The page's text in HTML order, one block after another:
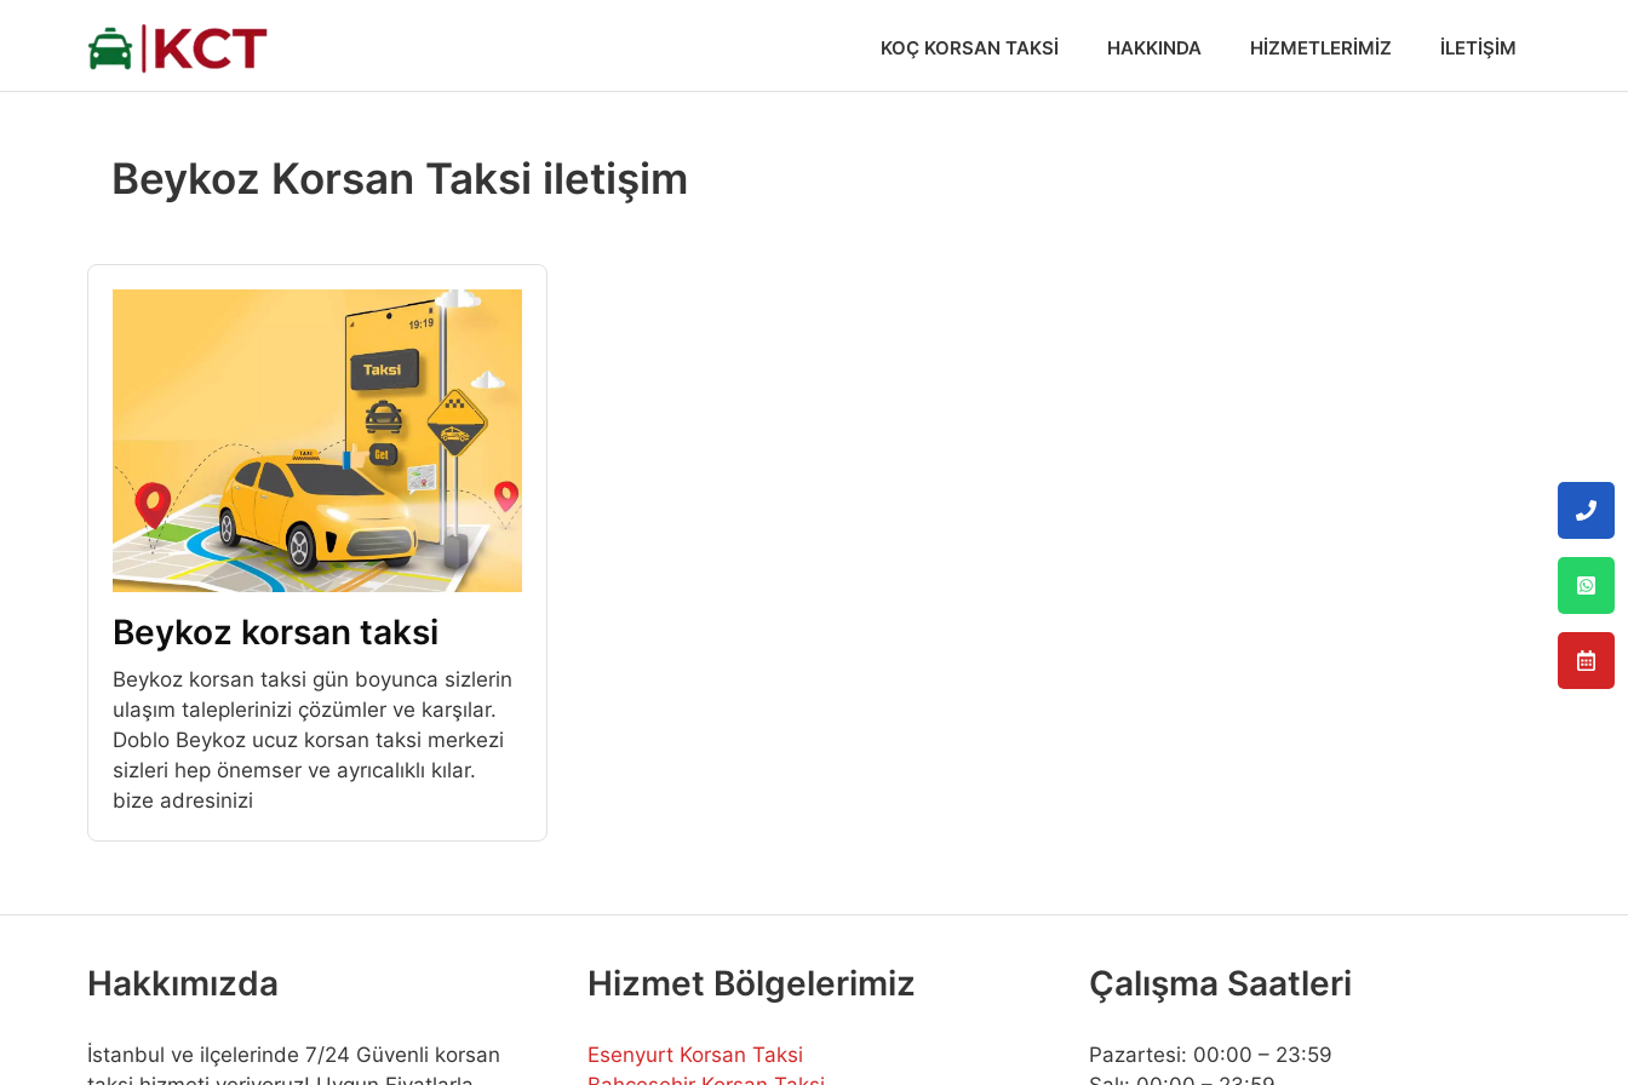
KOÇ KORSAN TAKSI HAKKINDA HIZMETLERIMIZ İLETIŞIM
Beykoz Korsan Taksi iletişim
Beykoz korsan taksi
Beykoz korsan taksi gün boyunca sizlerin
ulaşım taleplerinizi çözümler ve karşılar.
Doblo Beykoz ucuz korsan taksi merkezi
sizleri hep önemser ve ayrıcalıklı kılar.
bize adresinizi
Hakkımızda
İstanbul ve ilçelerinde 7/24 Güvenli korsan
Hizmet Bölgelerimiz
Esenyurt Korsan Taksi
Çalışma Saatleri
Pazartesi: 00:00 – 23:59